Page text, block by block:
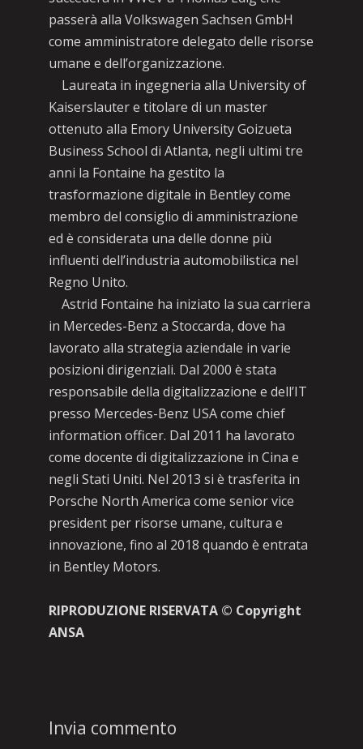
passerà alla Volkswagen Sachsen GmbH
come amministratore delegato delle risorse
umane e dell’organizzazione.
Laureata in ingegneria alla University of
Kaiserslauter e titolare di un master
ottenuto alla Emory University Goizueta
Business School di Atlanta, negli ultimi tre
anni la Fontaine ha gestito la
trasformazione digitale in Bentley come
membro del consiglio di amministrazione
ed è considerata una delle donne più
influenti dell’industria automobilistica nel
Regno Unito.
Astrid Fontaine ha iniziato la sua carriera
in Mercedes-Benz a Stoccarda, dove ha
lavorato alla strategia aziendale in varie
posizioni dirigenziali. Dal 2000 è stata
responsabile della digitalizzazione e dell’IT
presso Mercedes-Benz USA come chief
information officer. Dal 2011 ha lavorato
come docente di digitalizzazione in Cina e
negli Stati Uniti. Nel 2013 si è trasferita in
Porsche North America come senior vice
president per risorse umane, cultura e
innovazione, fino al 2018 quando è entrata
in Bentley Motors.
RIPRODUZIONE RISERVATA © Copyright
ANSA
Invia commento